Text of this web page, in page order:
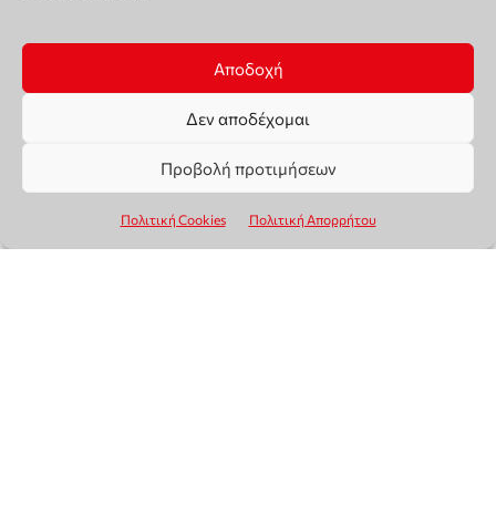
Αποδοχή
Δεν αποδέχομαι
Προβολή προτιμήσεων
Πολιτική Cookies Πολιτική Απορρήτου